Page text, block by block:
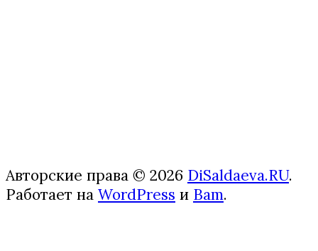
Авторские права © 2026 DiSaldaeva.RU.
Работает на WordPress и Bam.